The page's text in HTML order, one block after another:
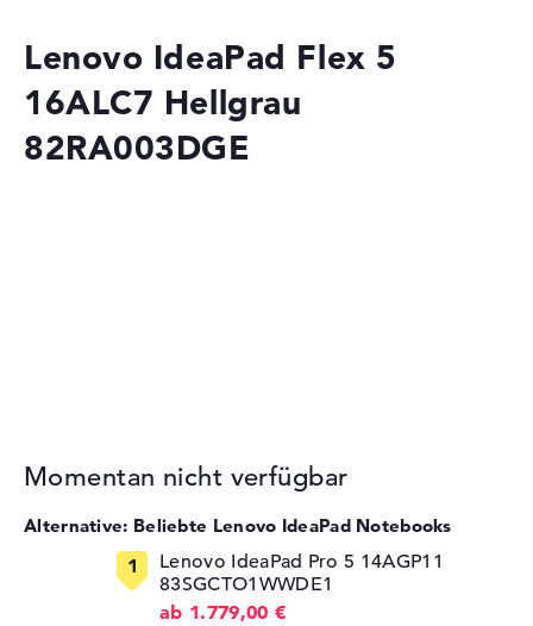
Deals
Merkzettel
Lenovo IdeaPad Flex 5
16ALC7 Hellgrau
82RA003DGE
Momentan nicht verfügbar
Alternative: Beliebte Lenovo IdeaPad Notebooks
Lenovo IdeaPad Pro 5 14AGP11
83SGCTO1WWDE1
ab 1.779,00 €